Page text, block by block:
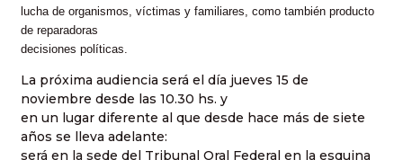
lucha de organismos, víctimas y familiares, como también producto
de reparadoras
decisiones políticas.
La próxima audiencia será el día jueves 15 de
noviembre desde las 10.30 hs. y
en un lugar diferente al que desde hace más de siete
años se lleva adelante:
será en la sede del Tribunal Oral Federal en la esquina